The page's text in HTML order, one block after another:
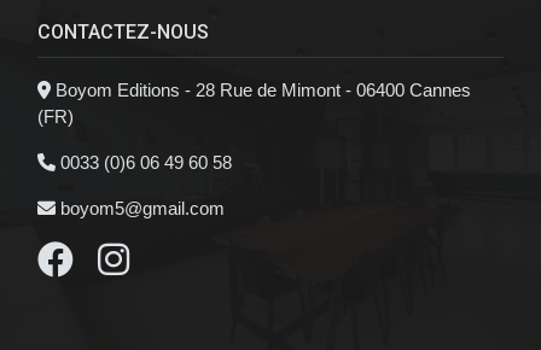
CONTACTEZ-NOUS
Boyom Editions - 28 Rue de Mimont - 06400 Cannes
(FR)
0033 (0)6 06 49 60 58
boyom5@gmail.com